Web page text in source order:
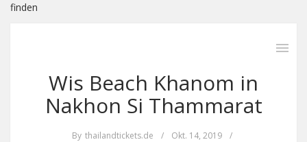
finden
Wis Beach Khanom in
Nakhon Si Thammarat
By thailandtickets.de / Okt. 14, 2019
/